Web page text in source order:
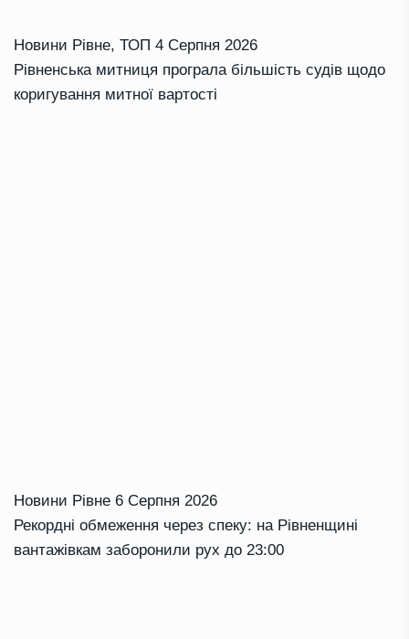
Новини Рівне, ТОП 4 Серпня 2026
Рівненська митниця програла більшість судів щодо
коригування митної вартості
Новини Рівне 6 Серпня 2026
Рекордні обмеження через спеку: на Рівненщині
вантажівкам заборонили рух до 23:00